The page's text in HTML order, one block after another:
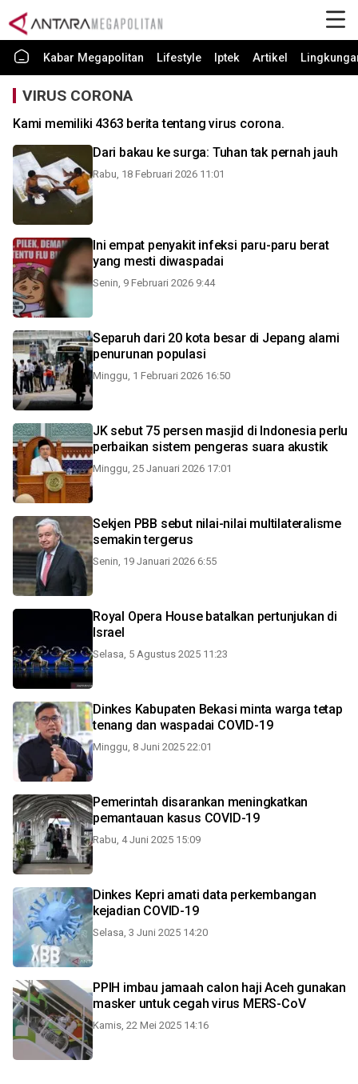
Kabar Megapolitan Lifestyle Iptek Artikel
VIRUS CORONA
Kami memiliki 4363 berita tentang virus corona.
Dari bakau ke surga: Tuhan tak pernah jauh
Rabu, 18 Februari 2026 11:01
Ini empat penyakit infeksi paru-paru berat
yang mesti diwaspadai
Senin, 9 Februari 2026 9:44
Separuh dari 20 kota besar di Jepang alami
penurunan populasi
Minggu, 1 Februari 2026 16:50
JK sebut 75 persen masjid di Indonesia perlu
perbaikan sistem pengeras suara akustik
Minggu, 25 Januari 2026 17:01
Sekjen PBB sebut nilai-nilai multilateralisme
semakin tergerus
Senin, 19 Januari 2026 6:55
Royal Opera House batalkan pertunjukan di
Israel
Selasa, 5 Agustus 2025 11:23
Dinkes Kabupaten Bekasi minta warga tetap
tenang dan waspadai COVID-19
Minggu, 8 Juni 2025 22:01
Pemerintah disarankan meningkatkan
pemantauan kasus COVID-19
Rabu, 4 Juni 2025 15:09
Dinkes Kepri amati data perkembangan
kejadian COVID-19
Selasa, 3 Juni 2025 14:20
PPIH imbau jamaah calon haji Aceh gunakan
masker untuk cegah virus MERS-CoV
Kamis, 22 Mei 2025 14:16